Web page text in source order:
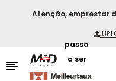
Atenção, emprestar
passa
a ser